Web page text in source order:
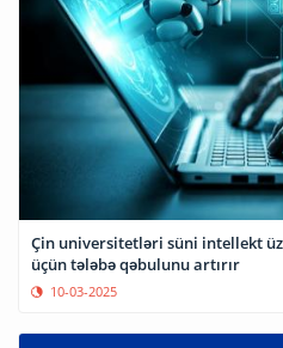
Çin universitetləri süni intellekt
üçün tələbə qəbulunu artırır
10-03-2025